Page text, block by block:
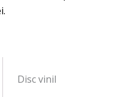
Disc vinil